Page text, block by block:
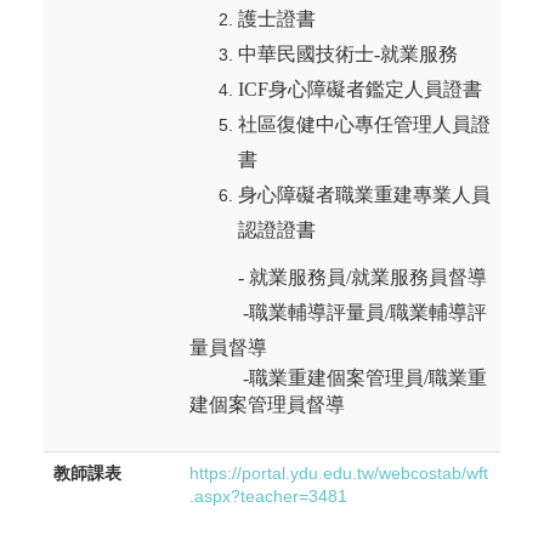
護士證書
中華民國技術士-就業服務
ICF身心障礙者鑑定人員證書
社區復健中心專任管理人員證
書
身心障礙者職業重建專業人員
認證證書
- 就業服務員/就業服務員督導
-職業輔導評量員/職業輔導評
量員督導
-職業重建個案管理員/職業重
建個案管理員督導
教師課表
https://portal.ydu.edu.tw/webcostab/wft
.aspx?teacher=3481